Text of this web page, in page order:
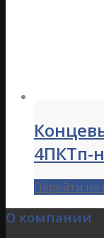
4ПКТп-
Перейти на
О компании